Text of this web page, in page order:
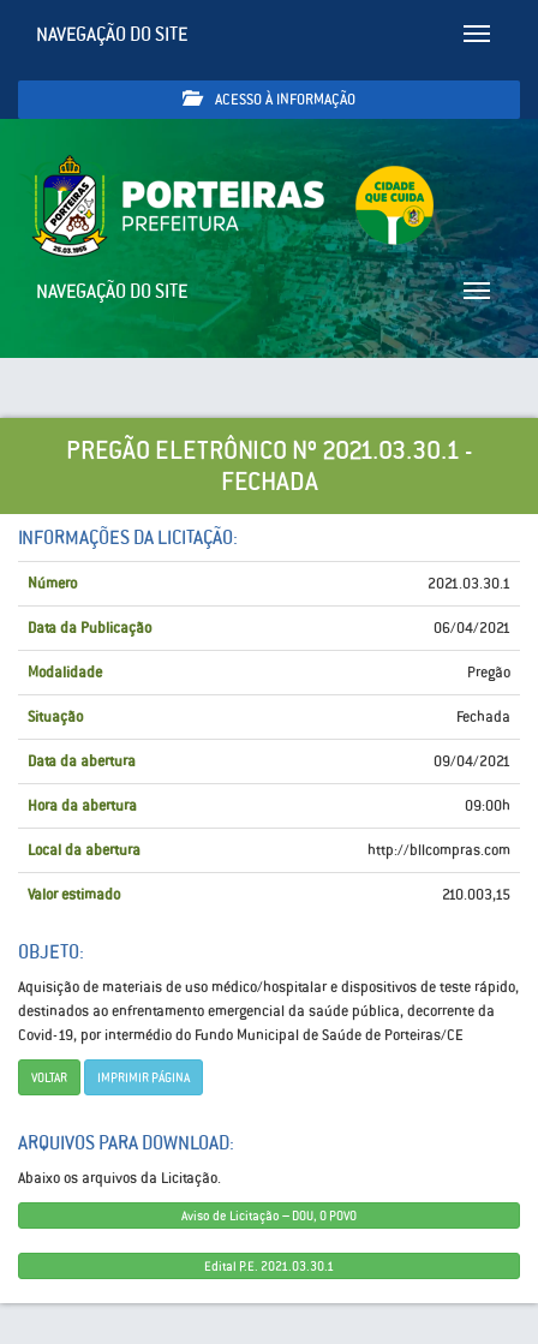
Toggle
NAVEGAÇÃO DO SITE
ACESSO À INFORMAÇÃO
Toggle
NAVEGAÇÃO DO SITE
PREGÃO ELETRÔNICO Nº 2021.03.30.1 -
FECHADA
INFORMAÇÕES DA LICITAÇÃO:
Número 2021.03.30.1
Data da Publicação 06/04/2021
Modalidade Pregão
Situação Fechada
Data da abertura 09/04/2021
Hora da abertura 09:00h
Local da abertura http://bllcompras.com
Valor estimado 210.003,15
OBJETO:
Aquisição de materiais de uso médico/hospitalar e dispositivos de teste rápido,
destinados ao enfrentamento emergencial da saúde pública, decorrente da
Covid-19, por intermédio do Fundo Municipal de Saúde de Porteiras/CE
VOLTAR IMPRIMIR PÁGINA
ARQUIVOS PARA DOWNLOAD:
Abaixo os arquivos da Licitação.
Aviso de Licitação – DOU, O POVO
Edital P.E. 2021.03.30.1